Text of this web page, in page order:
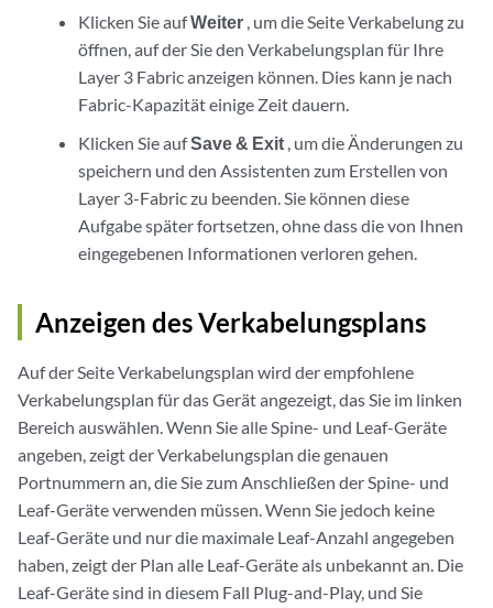
Klicken Sie aufWeiter, um die Seite Verkabelung zu
öffnen, auf der Sie den Verkabelungsplan für Ihre
Layer 3 Fabric anzeigen können. Dies kann je nach
Fabric-Kapazität einige Zeit dauern.
Klicken Sie aufSave & Exit, um die Änderungen zu
speichern und den Assistenten zum Erstellen von
Layer 3-Fabric zu beenden. Sie können diese
Aufgabe später fortsetzen, ohne dass die von Ihnen
eingegebenen Informationen verloren gehen.
Anzeigen des Verkabelungsplans
Auf der Seite Verkabelungsplan wird der empfohlene
Verkabelungsplan für das Gerät angezeigt, das Sie im linken
Bereich auswählen. Wenn Sie alle Spine- und Leaf-Geräte
angeben, zeigt der Verkabelungsplan die genauen
Portnummern an, die Sie zum Anschließen der Spine- und
Leaf-Geräte verwenden müssen. Wenn Sie jedoch keine
Leaf-Geräte und nur die maximale Leaf-Anzahl angegeben
haben, zeigt der Plan alle Leaf-Geräte als unbekannt an. Die
Leaf-Geräte sind in diesem Fall Plug-and-Play, und Sie